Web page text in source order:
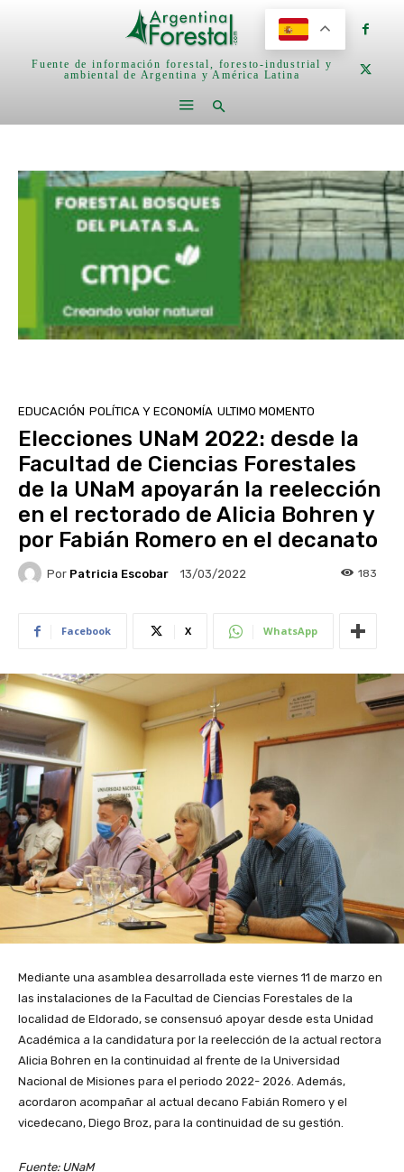
Fuente de información forestal, foresto-industrial y
ambiental de Argentina y América Latina
EDUCACIÓN POLÍTICA Y ECONOMÍA ULTIMO MOMENTO
Elecciones UNaM 2022: desde la
Facultad de Ciencias Forestales
de la UNaM apoyarán la reelección
en el rectorado de Alicia Bohren y
por Fabián Romero en el decanato
Por Patricia Escobar 13/03/2022 183
Facebook X WhatsApp
Mediante una asamblea desarrollada este viernes 11 de marzo en
las instalaciones de la Facultad de Ciencias Forestales de la
localidad de Eldorado, se consensuó apoyar desde esta Unidad
Académica a la candidatura por la reelección de la actual rectora
Alicia Bohren en la continuidad al frente de la Universidad
Nacional de Misiones para el periodo 2022- 2026. Además,
acordaron acompañar al actual decano Fabián Romero y el
vicedecano, Diego Broz, para la continuidad de su gestión.
Fuente: UNaM